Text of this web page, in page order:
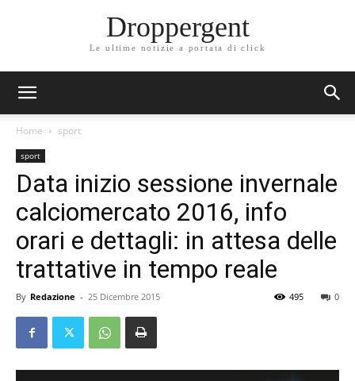
Droppergent
Le ultime notizie a portata di click
Home sport
sport
Data inizio sessione invernale
calciomercato 2016, info
orari e dettagli: in attesa delle
trattative in tempo reale
By Redazione - 25 Dicembre 2015 0
495